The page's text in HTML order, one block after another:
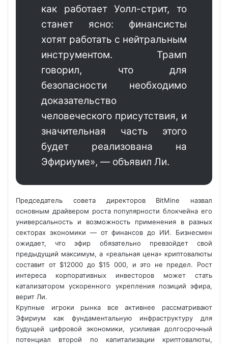
как работает Уолл-стрит, то
станет ясно: финансисты
хотят работать с нейтральным
инструментом. Трамп
говорил, что для
безопасности необходимо
доказательство
человеческого присутствия, и
значительная часть этого
будет реализована на
Эфириуме», — объявил Ли.
Председатель совета директоров BitMine назвал
основным драйвером роста популярности блокчейна его
универсальность и возможность применения в разных
секторах экономики — от финансов до ИИ. Бизнесмен
ожидает, что эфир обязательно превзойдет свой
предыдущий максимум, а «реальная цена» криптовалюты
составит от $12000 до $15 000, и это не предел. Рост
интереса корпоративных инвесторов может стать
катализатором ускоренного укрепления позиций эфира,
верит Ли.
Крупные игроки рынка все активнее рассматривают
Эфириум как фундаментальную инфраструктуру для
будущей цифровой экономики, усиливая долгосрочный
потенциал второй по капитализации криптовалюты,